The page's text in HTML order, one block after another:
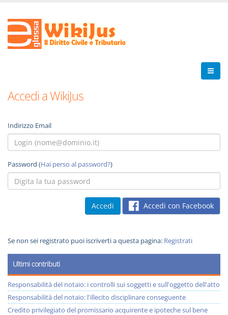
Accedi a WikiJus
Indirizzo Email
Password (Hai perso al password?)
Accedi con Facebook
Se non sei registrato puoi iscriverti a questa pagina: Registrati
Ultimi contributi
Responsabilità del notaio: i controlli sui soggetti e sull'oggetto dell'atto
Responsabilità del notaio: l'illecito disciplinare conseguente
Credito privilegiato del promissario acquirente e ipoteche sul bene